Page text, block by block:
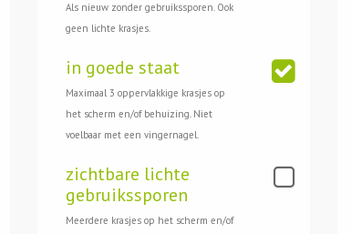
Als nieuw zonder gebruikssporen. Ook
geen lichte krasjes.
in goede staat
Maximaal 3 oppervlakkige krasjes op
het scherm en/of behuizing. Niet
voelbaar met een vingernagel.
zichtbare lichte
gebruikssporen
Meerdere krasjes op het scherm en/of